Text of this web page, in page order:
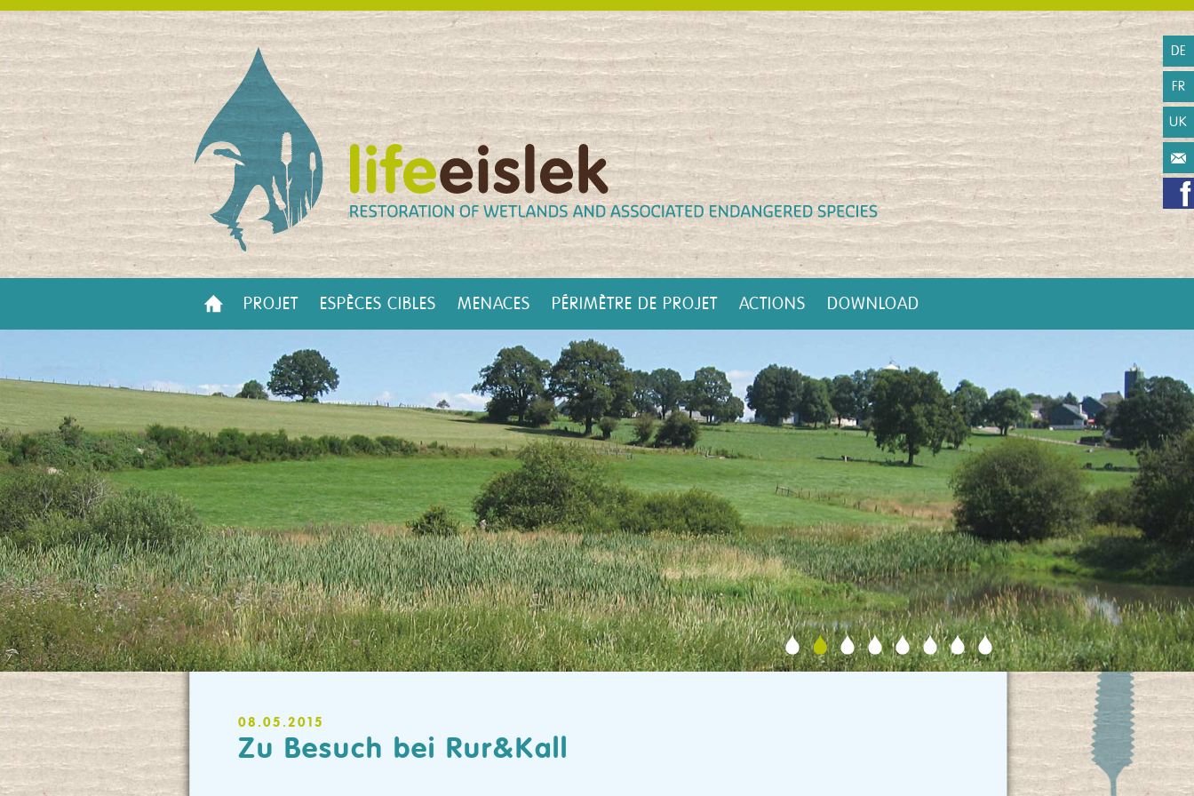
PROJET ESPÈCES CIBLES MENACES PÉRIMÈTRE DE PROJET ACTIONS DOWNLOAD
DE
FR
UK
08.05.2015
Zu Besuch bei Rur&Kall